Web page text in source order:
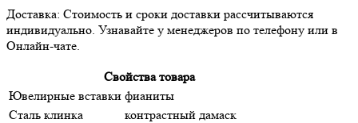
Доставка: Стоимость и сроки доставки рассчитываются
индивидуально. Узнавайте у менеджеров по телефону или в
Онлайн-чате.
Свойства товара
Ювелирные вставки фианиты
Сталь клинка
контрастный дамаск